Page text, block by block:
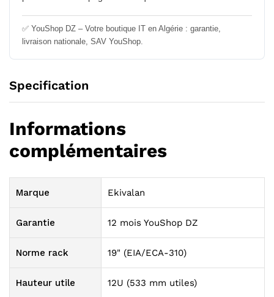
✅ YouShop DZ – Votre boutique IT en Algérie : garantie,
livraison nationale, SAV YouShop.
Specification
Informations
complémentaires
Marque Ekivalan
Garantie 12 mois YouShop DZ
Norme rack 19" (EIA/ECA-310)
Hauteur utile 12U (533 mm utiles)